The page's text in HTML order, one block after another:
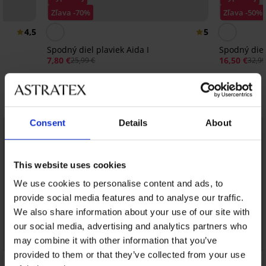
Consent Details About
This website uses cookies
We use cookies to personalise content and ads, to
provide social media features and to analyse our traffic.
We also share information about your use of our site with
our social media, advertising and analytics partners who
may combine it with other information that you’ve
provided to them or that they’ve collected from your use
4,5
Zľava -70%
5
Spodný diel plaviek Aida I
7,80 €25,99 €
Zľava -50%
Spodný
16,50 €
Objavte podobné kúsky